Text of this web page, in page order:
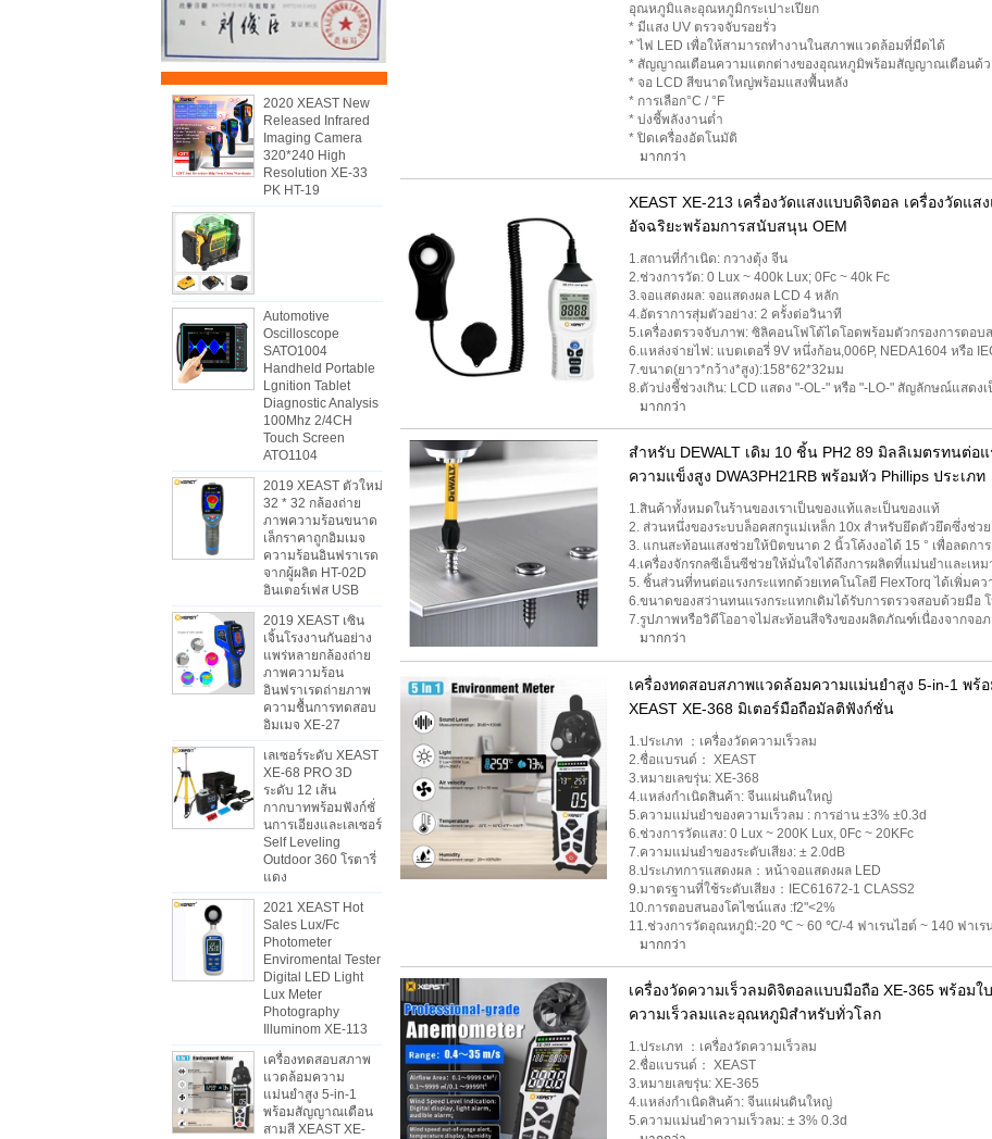
2020 XEAST New
Released Infrared
Imaging Camera
320*240 High
Resolution XE-33
PK HT-19
Automotive
Oscilloscope
SATO1004
Handheld Portable
Lgnition Tablet
Diagnostic Analysis
100Mhz 2/4CH
Touch Screen
ATO1104
2019 XEAST ตัวใหม่
32 * 32 กล้องถ่าย
ภาพความร้อนขนาด
เล็กราคาถูกอิมเมจ
ความร้อนอินฟราเรด
จากผู้ผลิต HT-02D
อินเตอร์เฟส USB
2019 XEAST เซิน
เจิ้นโรงงานกันอย่าง
แพร่หลายกล้องถ่าย
ภาพความร้อน
อินฟราเรดถ่ายภาพ
ความชื้นการทดสอบ
อิมเมจ XE-27
เลเซอร์ระดับ XEAST
XE-68 PRO 3D
ระดับ 12 เส้น
กากบาทพร้อมฟังก์ชั่
นการเอียงและเลเซอร์
Self Leveling
Outdoor 360 โรตารี่
แดง
2021 XEAST Hot
Sales Lux/Fc
Photometer
Enviromental Tester
Digital LED Light
Lux Meter
Photography
Illuminom XE-113
เครื่องทดสอบสภาพ
แวดล้อมความ
แม่นยำสูง 5-in-1
พร้อมสัญญาณเตือน
สามสี XEAST XE-
อุณหภูมิและอุณหภูมิกระเปาะเปียก
* มีแสง UV ตรวจจับรอยรั่ว
* ไฟ LED เพื่อให้สามารถทำงานในสภาพแวดล้อมที่มืดได้
* สัญญาณเตือนความแตกต่างของอุณหภูมิพร้อมสัญญาณเตือนด้ว
* จอ LCD สีขนาดใหญ่พร้อมแสงพื้นหลัง
* การเลือก°C / °F
* บ่งชี้พลังงานต่ำ
* ปิดเครื่องอัตโนมัติ
มากกว่า
XEAST XE-213 เครื่องวัดแสงแบบดิจิตอล เครื่องวัดแส
อัจฉริยะพร้อมการสนับสนุน OEM
1.สถานที่กำเนิด: กวางตุ้ง จีน
2.ช่วงการวัด: 0 Lux ~ 400k Lux; 0Fc ~ 40k Fc
3.จอแสดงผล: จอแสดงผล LCD 4 หลัก
4.อัตราการสุ่มตัวอย่าง: 2 ครั้งต่อวินาที
5.เครื่องตรวจจับภาพ: ซิลิคอนโฟโต้ไดโอดพร้อมตัวกรองการตอบ
6.แหล่งจ่ายไฟ: แบตเตอรี่ 9V หนึ่งก้อน,006P, NEDA1604 หรือ
7.ขนาด(ยาว*กว้าง*สูง):158*62*32มม
8.ตัวบ่งชี้ช่วงเกิน: LCD แสดง "-OL-" หรือ "-LO-" สัญลักษณ์แสดงเ
มากกว่า
สำหรับ DEWALT เดิม 10 ชิ้น PH2 89 มิลลิเมตรทนต่อ
ความแข็งสูง DWA3PH21RB พร้อมหัว Phillips ประเภท
1.สินค้าทั้งหมดในร้านของเราเป็นของแท้และเป็นของแท้
2. ส่วนหนึ่งของระบบล็อคสกรูแม่เหล็ก 10x สำหรับยึดตัวยึดซึ่งช่ว
3. แกนสะท้อนแสงช่วยให้บิตขนาด 2 นิ้วโค้งงอได้ 15 ° เพื่อลดกา
4.เครื่องจักรกลซีเอ็นซีช่วยให้มั่นใจได้ถึงการผลิตที่แม่นยำและเห
5. ชิ้นส่วนที่ทนต่อแรงกระแทกด้วยเทคโนโลยี FlexTorq ได้เพิ่มค
6.ขนาดของสว่านทนแรงกระแทกเดิมได้รับการตรวจสอบด้วยมือ โ
7.รูปภาพหรือวิดีโออาจไม่สะท้อนสีจริงของผลิตภัณฑ์เนื่องจากจอ
มากกว่า
เครื่องทดสอบสภาพแวดล้อมความแม่นยำสูง 5-in-1 พ
XEAST XE-368 มิเตอร์มือถือมัลติฟังก์ชั่น
1.ประเภท ：เครื่องวัดความเร็วลม
2.ชื่อแบรนด์： XEAST
3.หมายเลขรุ่น: XE-368
4.แหล่งกำเนิดสินค้า: จีนแผ่นดินใหญ่
5.ความแม่นยำของความเร็วลม : การอ่าน ±3% ±0.3d
6.ช่วงการวัดแสง: 0 Lux ~ 200K Lux, 0Fc ~ 20KFc
7.ความแม่นยำของระดับเสียง: ± 2.0dB
8.ประเภทการแสดงผล：หน้าจอแสดงผล LED
9.มาตรฐานที่ใช้ระดับเสียง：IEC61672-1 CLASS2
10.การตอบสนองโคไซน์แสง :f2"<2%
11.ช่วงการวัดอุณหภูมิ:-20 ℃ ~ 60 ℃/-4 ฟาเรนไฮต์ ~ 140 ฟาเร
มากกว่า
เครื่องวัดความเร็วลมดิจิตอลแบบมือถือ XE-365 พร้อมใ
ความเร็วลมและอุณหภูมิสำหรับทั่วโลก
1.ประเภท ：เครื่องวัดความเร็วลม
2.ชื่อแบรนด์： XEAST
3.หมายเลขรุ่น: XE-365
4.แหล่งกำเนิดสินค้า: จีนแผ่นดินใหญ่
5.ความแม่นยำความเร็วลม: ± 3% 0.3d